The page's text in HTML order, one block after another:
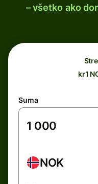
– všetko ako
kr1
Suma
NOK